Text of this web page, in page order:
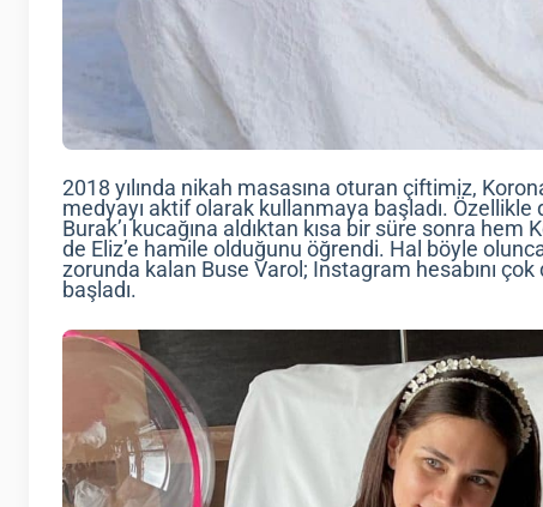
2018 yılında nikah masasına oturan çiftimiz,
medyayı aktif olarak kullanmaya başladı. Özellikle
Burak’ı kucağına aldıktan kısa bir süre sonra
de Eliz’e hamile olduğunu öğrendi. Hal böyle
zorunda kalan Buse Varol; Instagram hesabını
başladı.